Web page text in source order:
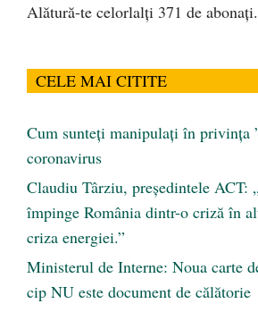
Alătură-te celorlalți 371 de abonați.
CELE MAI CITITE
Cum sunteți manipulați în privința
coronavirus
Claudiu Târziu, președintele ACT:
împinge România dintr-o criză în
criza energiei.”
Ministerul de Interne: Noua carte
cip NU este document de călătorie